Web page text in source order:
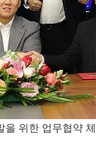
위한 업무협약